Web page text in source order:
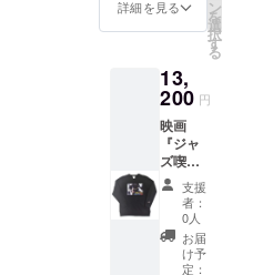
も「日
本発信
ラン
ド」と
してご
愛用し
て頂い
ている
方もい
ます。
縫製は
日本で
も有数
左胸に
は
トレー
ドマー
ク「レ
コード
ワッペ
ン」が
ワンポ
イント
で入っ
てお
り、DJ
フェス
賞まで
ファッ
ション&
音楽好
きな方
には必
ず手に
して頂
きたい
他国で
は買う
ト。
音楽界
に多大
な影響
を与え
たベー
シスト
の貴重
なワン
シーン
を切り
取った
OF
COOL
題：
クール
の誕
生）』
の音源
からイ
ンスパ
イアさ
れ企画
された
WATER
FALL限
詳細を見る ン
を
選
択
す
る
13,
200 円
映画
『ジャ
ズ喫茶
ベイ
シー』
公開を
祝し
JAZZ名
盤『マ
支援
者：
0人
お届
け予
定：